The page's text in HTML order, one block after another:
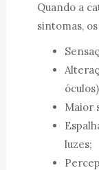
Quando a
sintomas,
Maior
luzes;